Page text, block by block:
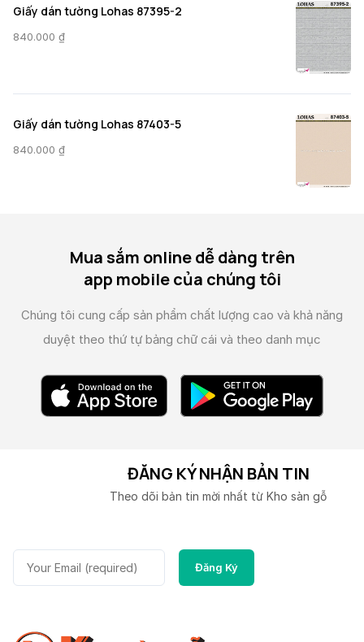
Giấy dán tường Lohas 87395-2
840.000 ₫
Giấy dán tường Lohas 87403-5
840.000 ₫
Mua sắm online dễ dàng trên
app mobile của chúng tôi
Chúng tôi cung cấp sản phẩm chất lượng cao và khả năng
duyệt theo thứ tự bảng chữ cái và theo danh mục
ĐĂNG KÝ NHẬN BẢN TIN
Theo dõi bản tin mời nhất từ Kho sàn gỗ